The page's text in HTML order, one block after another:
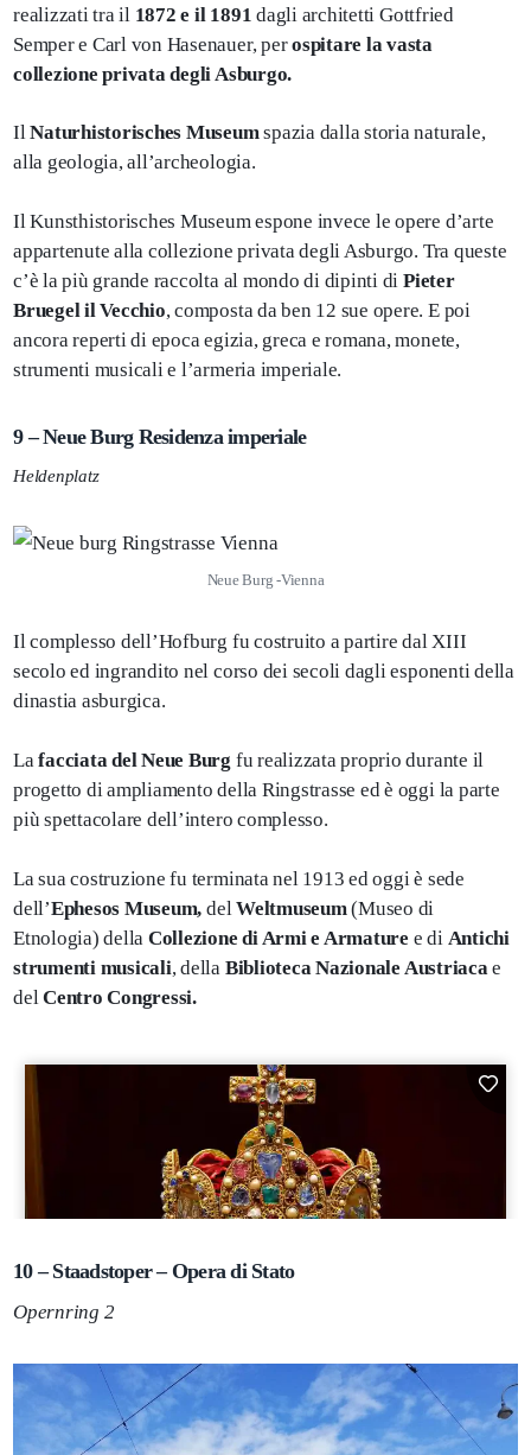
realizzati tra il1872 e il 1891 dagli architetti Gottfried
Semper e Carl von Hasenauer, perospitare la vasta
collezione privata degli Asburgo.
IlNaturhistorisches Museumspazia dalla storia naturale,
alla geologia, all’archeologia.
Il Kunsthistorisches Museum espone invece le opere d’arte
appartenute alla collezione privata degli Asburgo. Tra queste
c’è la più grande raccolta al mondo di dipinti diPieter
Bruegel il Vecchio, composta da ben 12 sue opere. E poi
ancora reperti di epoca egizia, greca e romana, monete,
strumenti musicali e l’armeria imperiale.
9 – Neue Burg Residenza imperiale
Heldenplatz
Neue Burg -Vienna
Il complesso dell’Hofburg fu costruito a partire dal XIII
secolo ed ingrandito nel corso dei secoli dagli esponenti della
dinastia asburgica.
Lafacciata del Neue Burg fu realizzata proprio durante il
progetto di ampliamento della Ringstrasse ed è oggi la parte
più spettacolare dell’intero complesso.
La sua costruzione fu terminata nel 1913 ed oggi è sede
dell’Ephesos Museum, delWeltmuseum (Museo di
Etnologia) della Collezione di Armi e Armature e di Antichi
strumenti musicali, della Biblioteca Nazionale Austriacae
delCentro Congressi.
10 – Staadstoper – Opera di Stato
Opernring 2